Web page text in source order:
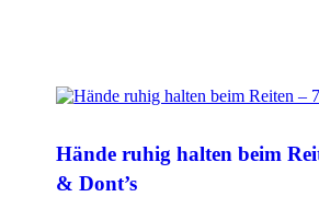
Hände ruhig halten beim
& Dont’s